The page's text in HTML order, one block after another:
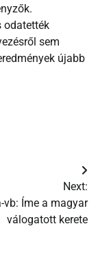
odatették
sem
újabb
Next:
vb: Íme a magyar
válogatott kerete